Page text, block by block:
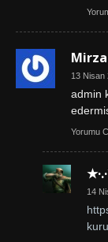
Mirza
13 Nisan
admin
Yorumu
14